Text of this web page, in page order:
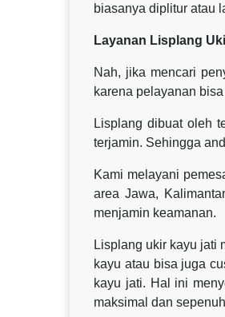
biasanya diplitur atau
Layanan Lisplang
Nah, jika mencari
karena pelayanan
Lisplang dibuat oleh
terjamin. Sehingga
Kami melayani
area Jawa,
menjamin keamanan.
Lisplang ukir kayu jati
kayu atau bisa juga
kayu jati. Hal ini
maksimal dan